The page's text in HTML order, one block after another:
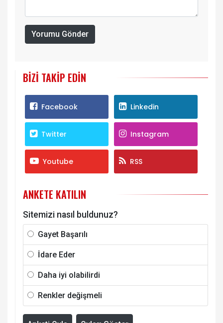
Yorumu Gönder
BIZI TAKIP EDIN
Facebook Linkedin
Twitter Instagram
Youtube RSS
ANKETE KATILIN
Sitemizi nasıl buldunuz?
Gayet Başarılı
İdare Eder
Daha iyi olabilirdi
Renkler değişmeli